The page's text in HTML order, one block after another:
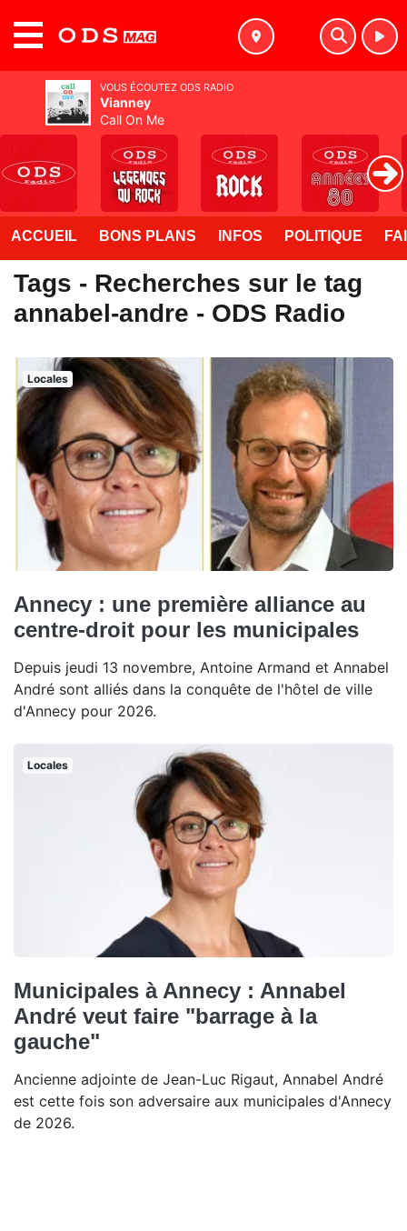
ACCUEIL BONS PLANS INFOS POLITIQUE
Tags - Recherches sur le tag
annabel-andre - ODS Radio
Locales
Annecy : une première alliance au
centre-droit pour les municipales
Depuis jeudi 13 novembre, Antoine Armand et Annabel
André sont alliés dans la conquête de l'hôtel de ville
d'Annecy pour 2026.
Locales
Municipales à Annecy : Annabel
André veut faire "barrage à la
gauche"
Ancienne adjointe de Jean-Luc Rigaut, Annabel André
est cette fois son adversaire aux municipales d'Annecy
de 2026.
VOUS ÉCOUTEZ ODS RADIO
Vianney
Call On Me